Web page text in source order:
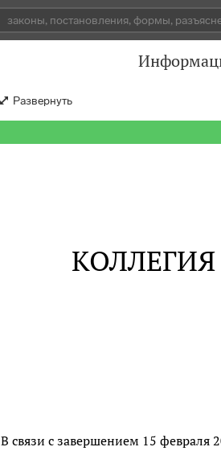
Развернуть
В связи с завершением 15 февраля